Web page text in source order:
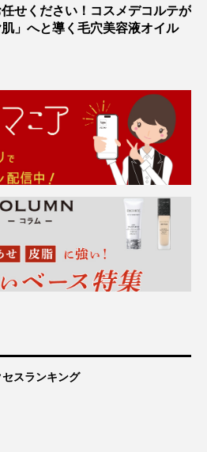
せください！コスメデコルテが
」へと導く毛穴美容液オイル
セスランキング